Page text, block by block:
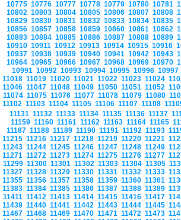
10775 10776 10777 10778 10779 10780 10781
10802 10803 10804 10805 10806 10807 10808
10829 10830 10831 10832 10833 10834 10835
10856 10857 10858 10859 10860 10861 10862
10883 10884 10885 10886 10887 10888 10889
10910 10911 10912 10913 10914 10915 10916
10937 10938 10939 10940 10941 10942 10943
10964 10965 10966 10967 10968 10969 10970
10991 10992 10993 10994 10995 10996 10997
11018 11019 11020 11021 11022 11023 11024
11046 11047 11048 11049 11050 11051 11052
11074 11075 11076 11077 11078 11079 11080
11102 11103 11104 11105 11106 11107 11108
11131 11132 11133 11134 11135 11136 11137
11159 11160 11161 11162 11163 11164 11165
11187 11188 11189 11190 11191 11192 11193
11215 11216 11217 11218 11219 11220 11221
11243 11244 11245 11246 11247 11248 11249
11271 11272 11273 11274 11275 11276 11277
11299 11300 11301 11302 11303 11304 11305
11327 11328 11329 11330 11331 11332 11333
11355 11356 11357 11358 11359 11360 11361
11383 11384 11385 11386 11387 11388 11389
11411 11412 11413 11414 11415 11416 11417
11439 11440 11441 11442 11443 11444 11445
11467 11468 11469 11470 11471 11472 11473